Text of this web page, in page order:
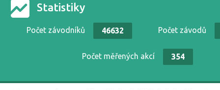
Statistiky
Počet závodníků 46632 Počet závodů
Počet měřených akcí 354